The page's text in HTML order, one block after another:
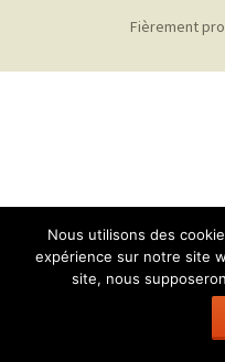
Fièrement
Nous utilisons des
expérience sur notre site
site, nous